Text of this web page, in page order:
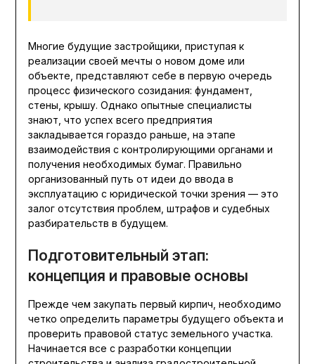
Многие будущие застройщики, приступая к
реализации своей мечты о новом доме или
объекте, представляют себе в первую очередь
процесс физического созидания: фундамент,
стены, крышу. Однако опытные специалисты
знают, что успех всего предприятия
закладывается гораздо раньше, на этапе
взаимодействия с контролирующими органами и
получения необходимых бумаг. Правильно
организованный путь от идеи до ввода в
эксплуатацию с юридической точки зрения — это
залог отсутствия проблем, штрафов и судебных
разбирательств в будущем.
Подготовительный этап:
концепция и правовые основы
Прежде чем закупать первый кирпич, необходимо
четко определить параметры будущего объекта и
проверить правовой статус земельного участка.
Начинается все с разработки концепции